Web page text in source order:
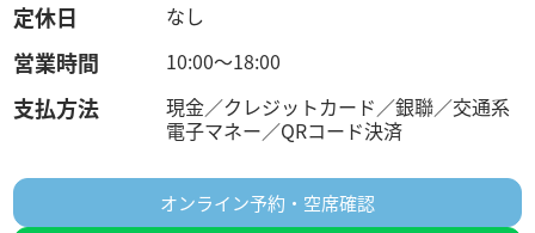
定休日 なし
営業時間 10:00〜18:00
支払方法
現金／クレジットカード／銀聯／交通系
電子マネー／QRコード決済
オンライン予約・空席確認